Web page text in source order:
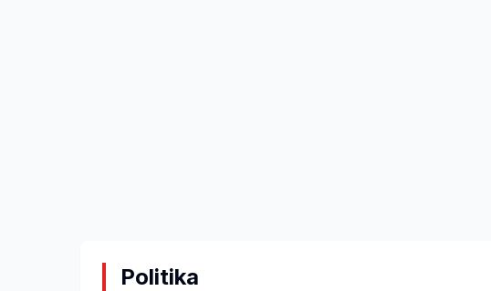
Politika